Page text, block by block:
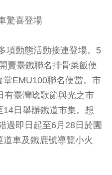
驚喜登場
項動態活動接連登場。5
賣臺鐵聯名排骨菜飯便
EMU100聯名便當。市
有臺灣唸歌節與光之市
日舉辦鐵道市集。想
過即日起至6月28日於園
車及鐵鹿號導覽小火